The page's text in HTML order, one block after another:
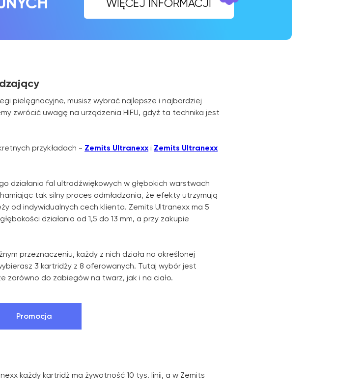
pielęgnacyjne, musisz wybrać najlepsze i najbardziej
zwrócić uwagę na urządzenia HIFU, gdyż ta technika jest
przykładach - Zemits Ultranexx i Zemits Ultranexx
działania fal ultradźwiękowych w głębokich warstwach
tak silny proces odmładzania, że efekty utrzymują
od indywidualnych cech klienta. Zemits Ultranexx ma 5
działania od 1,5 do 13 mm, a przy zakupie
przeznaczeniu, każdy z nich działa na określonej
3 kartridży z 8 oferowanych. Tutaj wybór jest
zarówno do zabiegów na twarz, jak i na ciało.
Promocja
każdy kartridż ma żywotność 10 tys. linii, a w Zemits